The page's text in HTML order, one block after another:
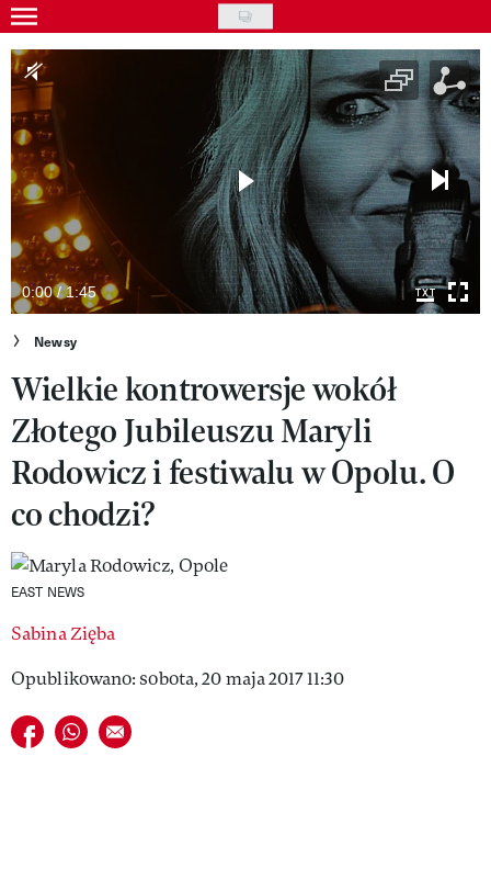
Skip
to
main
content
Gwiazdy
Ludzie
Moda
Uroda
Styl życia
Kultura
Wideo
Nasze akcje
VIVA!ART
VIVA!MODA
VIVA!LIFESTYLE
VIVA!MAN
0:00 / 1:45
Newsy
Wielkie kontrowersje wokół
Złotego Jubileuszu Maryli
Rodowicz i festiwalu w Opolu. O
co chodzi?
EAST NEWS
Sabina Zięba
Opublikowano: sobota, 20 maja 2017 11:30
Udostępnij na facebook
Udostępnij na whatsapp
E-mail do przyjaciela